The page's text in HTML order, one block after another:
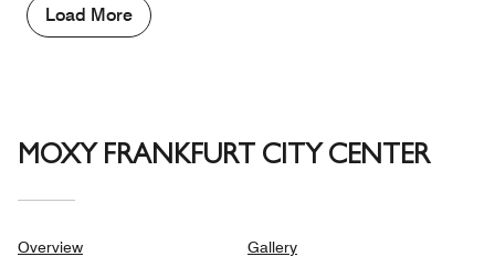
5
out
Load More
MOXY FRANKFURT CITY CENTER
Overview Gallery